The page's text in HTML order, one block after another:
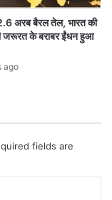
अरब बैरल तेल, भारत की
जरूरत के बराबर ईंधन हुआ
ago
fields are